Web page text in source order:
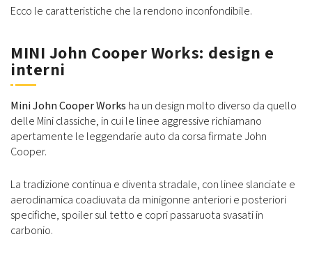
Ecco le caratteristiche che la rendono inconfondibile.
MINI John Cooper Works: design e
interni
Mini John Cooper Works ha un design molto diverso da quello
delle Mini classiche, in cui le linee aggressive richiamano
apertamente le leggendarie auto da corsa firmate John
Cooper.
La tradizione continua e diventa stradale, con linee slanciate e
aerodinamica coadiuvata da minigonne anteriori e posteriori
specifiche, spoiler sul tetto e copri passaruota svasati in
carbonio.